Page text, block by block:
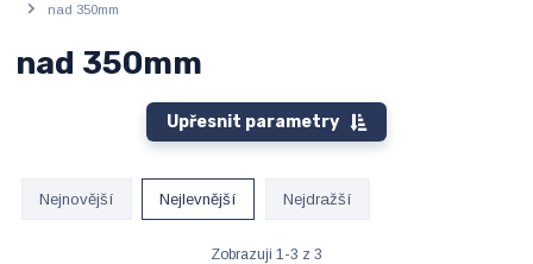
nad 350mm
nad 350mm
Upřesnit parametry
Nejnovější Nejlevnější Nejdražší
Zobrazuji 1-3 z 3